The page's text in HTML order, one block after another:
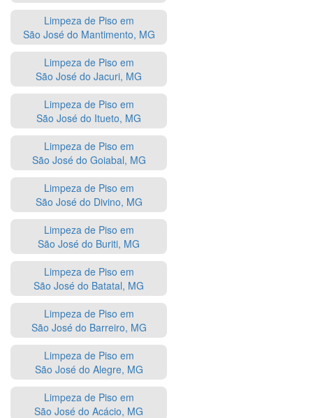
Limpeza de Piso em
São José do Mantimento, MG
Limpeza de Piso em
São José do Jacuri, MG
Limpeza de Piso em
São José do Itueto, MG
Limpeza de Piso em
São José do Goiabal, MG
Limpeza de Piso em
São José do Divino, MG
Limpeza de Piso em
São José do Buriti, MG
Limpeza de Piso em
São José do Batatal, MG
Limpeza de Piso em
São José do Barreiro, MG
Limpeza de Piso em
São José do Alegre, MG
Limpeza de Piso em
São José do Acácio, MG